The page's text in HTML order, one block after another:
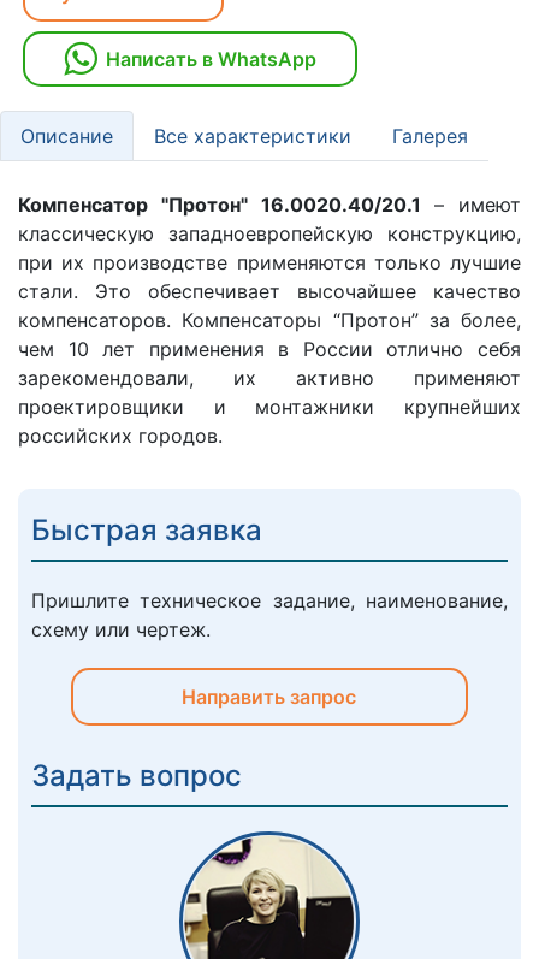
Написать в WhatsApp
Описание Все характеристики Галерея
Компенсатор "Протон" 16.0020.40/20.1 – имеют
классическую западноевропейскую конструкцию,
при их производстве применяются только лучшие
стали. Это обеспечивает высочайшее качество
компенсаторов. Компенсаторы “Протон” за более,
чем 10 лет применения в России отлично себя
зарекомендовали, их активно применяют
проектировщики и монтажники крупнейших
российских городов.
Быстрая заявка
Пришлите техническое задание, наименование,
схему или чертеж.
Направить запрос
Задать вопрос